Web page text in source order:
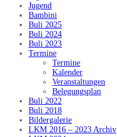
Jugend
Bambini
Buli 2025
Buli 2024
Buli 2023
Termine
Termine
Kalender
Veranstaltungen
Belegungsplan
Buli 2022
Buli 2018
Bildergalerie
LKM 2016 – 2023 Archiv